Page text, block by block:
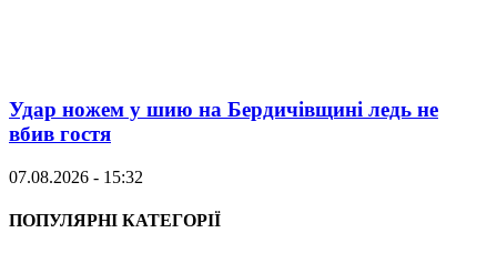
Удар ножем у шию на Бердичівщині ледь не
вбив гостя
07.08.2026 - 15:32
ПОПУЛЯРНІ КАТЕГОРІЇ